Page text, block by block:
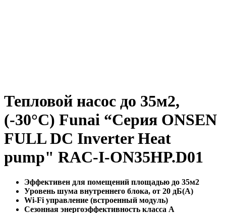
Тепловой насос до 35м2,
(-30°C) Funai “Серия ONSEN
FULL DC Inverter Heat
pump" RAC-I-ON35HP.D01
Эффективен для помещений площадью до 35м2
Уровень шума внутреннего блока, от 20 дБ(А)
Wi-Fi управление (встроенный модуль)
Сезонная энергоэффективность класса А